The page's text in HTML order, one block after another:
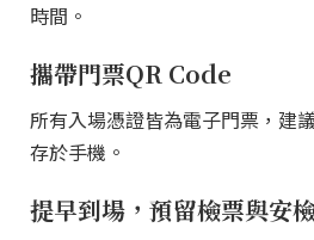
時間。
攜帶門票QR Code
所有入場憑證皆為電子門票，建
存於手機。
提早到場，預留檢票與安